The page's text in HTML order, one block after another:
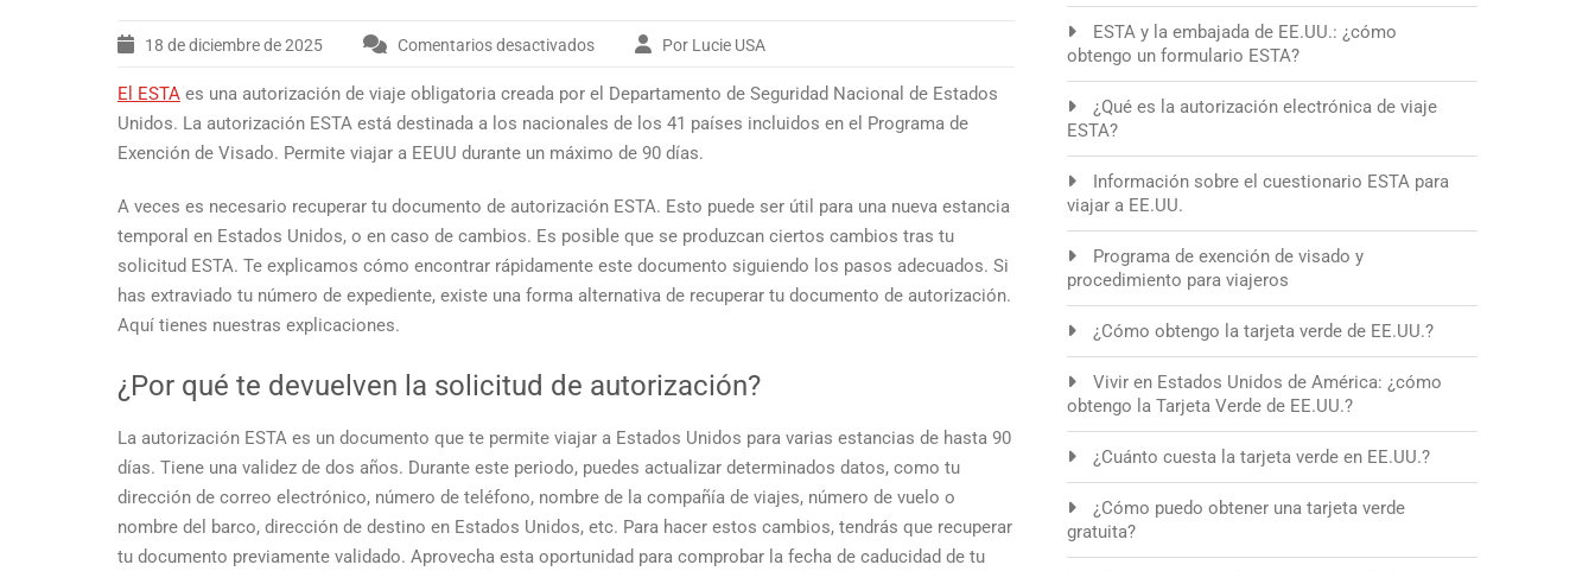
18 de diciembre de 2025 Comentarios desactivadosen
tu
documento
de
ESTA
lo
has
perdido
Por Lucie USA
El ESTA es una autorización de viaje obligatoria creada por el Departamento de Seguridad Nacional de Estados
Unidos. La autorización ESTA está destinada a los nacionales de los 41 países incluidos en el Programa de
Exención de Visado. Permite viajar a EEUU durante un máximo de 90 días.
A veces es necesario recuperar tu documento de autorización ESTA. Esto puede ser útil para una nueva estancia
temporal en Estados Unidos, o en caso de cambios. Es posible que se produzcan ciertos cambios tras tu
solicitud ESTA. Te explicamos cómo encontrar rápidamente este documento siguiendo los pasos adecuados. Si
has extraviado tu número de expediente, existe una forma alternativa de recuperar tu documento de autorización.
Aquí tienes nuestras explicaciones.
¿Por qué te devuelven la solicitud de autorización?
La autorización ESTA es un documento que te permite viajar a Estados Unidos para varias estancias de hasta 90
días. Tiene una validez de dos años. Durante este periodo, puedes actualizar determinados datos, como tu
dirección de correo electrónico, número de teléfono, nombre de la compañía de viajes, número de vuelo o
nombre del barco, dirección de destino en Estados Unidos, etc. Para hacer estos cambios, tendrás que recuperar
tu documento previamente validado. Aprovecha esta oportunidad para comprobar la fecha de caducidad de tu
ESTA y la embajada de EE.UU.: ¿cómo
obtengo un formulario ESTA?
¿Qué es la autorización electrónica de viaje
ESTA?
Información sobre el cuestionario ESTA para
viajar a EE.UU.
Programa de exención de visado y
procedimiento para viajeros
¿Cómo obtengo la tarjeta verde de EE.UU.?
Vivir en Estados Unidos de América: ¿cómo
obtengo la Tarjeta Verde de EE.UU.?
¿Cuánto cuesta la tarjeta verde en EE.UU.?
¿Cómo puedo obtener una tarjeta verde
gratuita?